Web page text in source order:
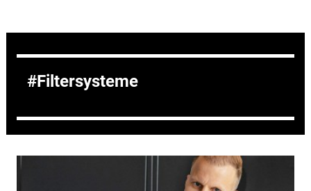
Filtersysteme